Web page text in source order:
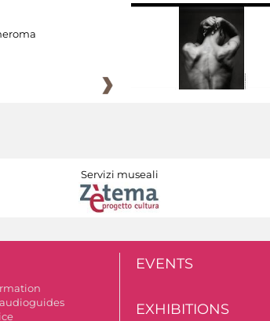
Servizi museali
EVENTS
EXHIBITIONS